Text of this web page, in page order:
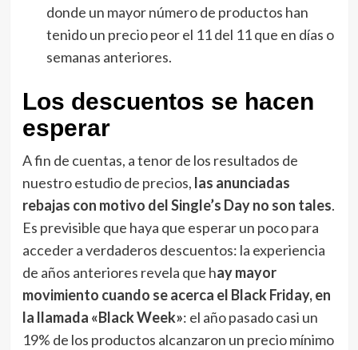
donde un mayor número de productos han
tenido un precio peor el 11 del 11 que en días o
semanas anteriores.
Los descuentos se hacen
esperar
A fin de cuentas, a tenor de los resultados de
nuestro estudio de precios, las anunciadas
rebajas con motivo del Single’s Day no son tales.
Es previsible que haya que esperar un poco para
acceder a verdaderos descuentos: la experiencia
de años anteriores revela que hay mayor
movimiento cuando se acerca el Black Friday, en
la llamada «Black Week»: el año pasado casi un
19% de los productos alcanzaron un precio mínimo